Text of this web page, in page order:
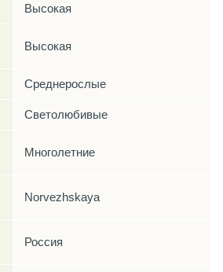
Высокая
Высокая
Среднерослые
Светолюбивые
Многолетние
Norvezhskaya
Россия